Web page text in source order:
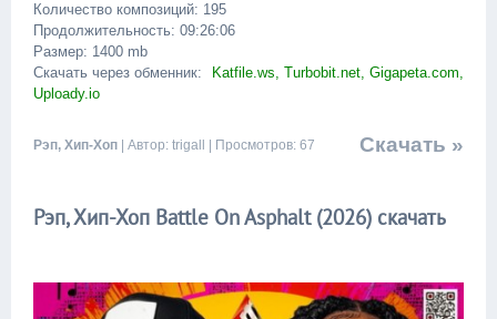
Количество композиций: 195
Продолжительность: 09:26:06
Размер: 1400 mb
Скачать через обменник:
Katfile.ws, Turbobit.net, Gigapeta.com,
Uploady.io
Скачать »
Рэп, Хип-Хоп | Автор: trigall | Просмотров: 67
Рэп, Хип-Хоп Battle On Asphalt (2026) скачать